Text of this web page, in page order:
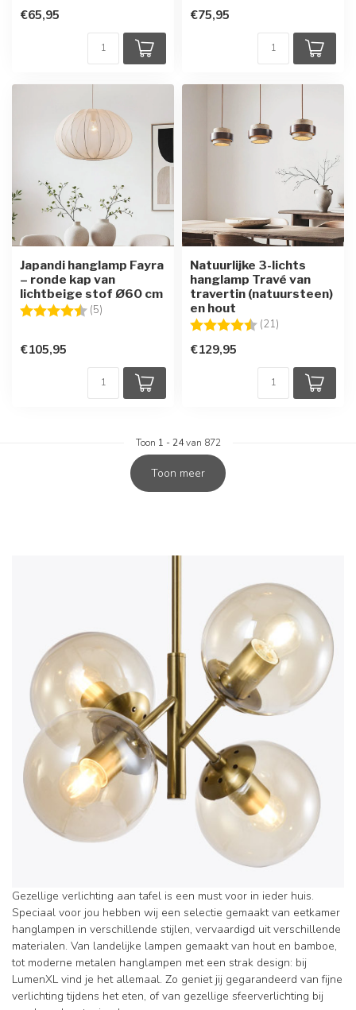
€65,95 €75,95
Japandi hanglamp Fayra
– ronde kap van
lichtbeige stof Ø60 cm
Beoordeling: (5)
€105,95
Natuurlijke 3-lichts
hanglamp Travé van
travertin (natuursteen)
en hout
Beoordeling: (21)
€129,95
Toon 1 - 24van 872
Toon meer
Gezellige verlichting aan tafel is een must voor in ieder huis.
Speciaal voor jou hebben wij een selectie gemaakt van eetkamer
hanglampen in verschillende stijlen, vervaardigd uit verschillende
materialen. Van landelijke lampen gemaakt van hout en bamboe,
tot moderne metalen hanglampen met een strak design: bij
LumenXL vind je het allemaal. Zo geniet jij gegarandeerd van fijne
verlichting tijdens het eten, of van gezellige sfeerverlichting bij